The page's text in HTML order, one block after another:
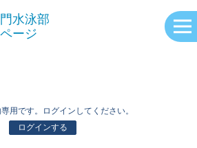
水泳部
ージ
用です。ログインしてください。
ログインする